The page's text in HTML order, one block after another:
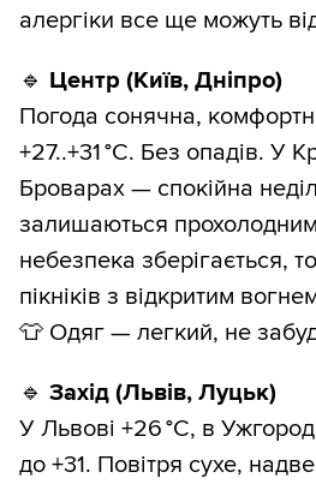
алергіки все ще можуть
🔹 Центр (Київ, Дніпро)
Погода сонячна,
+27..+31 °C. Без опадів. У
Броварах — спокійна
залишаються
небезпека зберігається,
пікніків з відкритим
👕 Одяг — легкий, не
🔹 Захід (Львів, Луцьк)
У Львові +26 °C, в
до +31. Повітря сухе,